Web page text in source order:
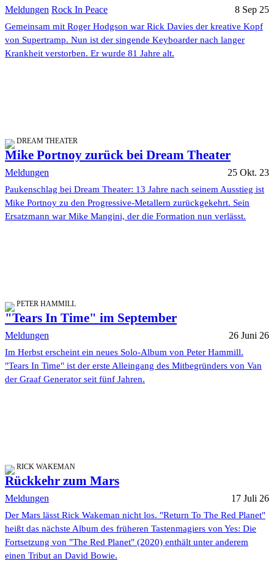
Meldungen Rock In Peace 8 Sep 25
Gemeinsam mit Roger Hodgson war Rick Davies der kreative Kopf
von Supertramp. Nun ist der singende Keyboarder nach langer
Krankheit verstorben. Er wurde 81 Jahre alt.
DREAM THEATER
Mike Portnoy zurück bei Dream Theater
Meldungen 25 Okt. 23
Paukenschlag bei Dream Theater: 13 Jahre nach seinem Ausstieg ist
Mike Portnoy zu den Progressive-Metallern zurückgekehrt. Sein
Ersatzmann war Mike Mangini, der die Formation nun verlässt.
PETER HAMMILL
"Tears In Time" im September
Meldungen 26 Juni 26
Im Herbst erscheint ein neues Solo-Album von Peter Hammill.
"Tears In Time" ist der erste Alleingang des Mitbegründers von Van
der Graaf Generator seit fünf Jahren.
RICK WAKEMAN
Rückkehr zum Mars
Meldungen 17 Juli 26
Der Mars lässt Rick Wakeman nicht los. "Return To The Red Planet"
heißt das nächste Album des früheren Tastenmagiers von Yes: Die
Fortsetzung von "The Red Planet" (2020) enthält unter anderem
einen Tribut an David Bowie.